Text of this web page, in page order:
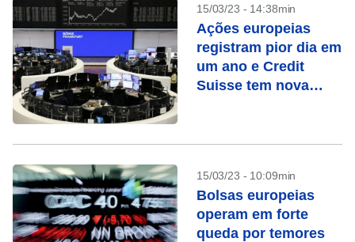
15/03/23 - 14:38min
Ações europeias
registram pior dia em
um ano e Credit
Suisse tem nova
15/03/23 - 10:09min
Bolsas europeias
operam em forte
queda por temores